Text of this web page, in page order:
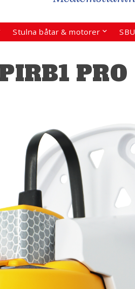
Stulna båtar & motorer SBU
PRO